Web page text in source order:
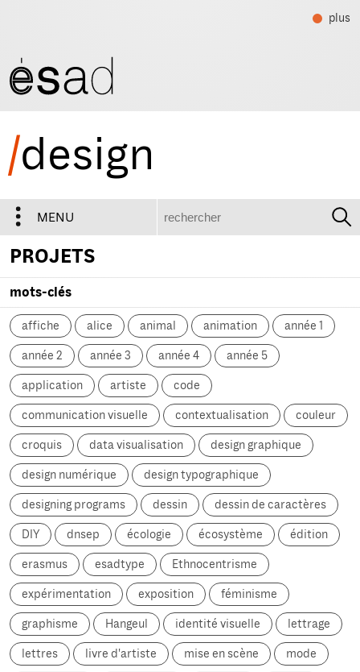
plus
/design
MENU
PROJETS
mots-clés
affiche alice animal animation année 1
année 2 année 3 année 4 année 5
application artiste code
communication visuelle contextualisation couleur
croquis data visualisation design graphique
design numérique design typographique
designing programs dessin dessin de caractères
DIY dnsep écologie écosystème édition
erasmus esadtype Ethnocentrisme
expérimentation exposition féminisme
graphisme Hangeul identité visuelle lettrage
lettres livre d'artiste mise en scène mode